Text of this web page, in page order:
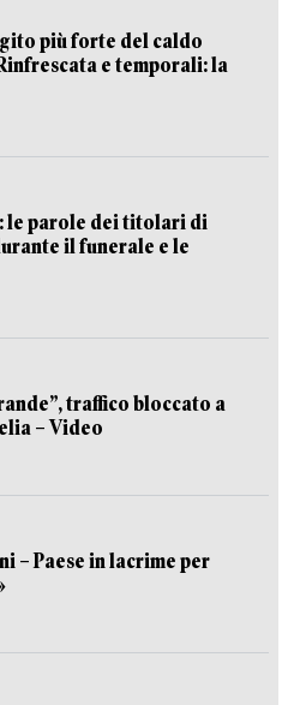
più forte del caldo
e temporali: la
le parole dei titolari di
il funerale e le
traffico bloccato a
– Video
– Paese in lacrime per